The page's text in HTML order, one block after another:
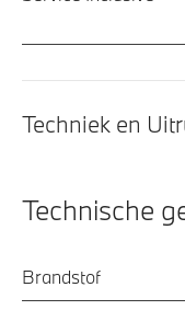
Techniek en
Technische
Brandstof